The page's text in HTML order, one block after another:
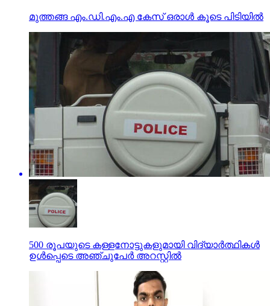
മുത്തങ്ങ എം.ഡി.എം.എ കേസ് ഒരാള്‍ കൂടെ പിടിയില്‍
500 രൂപയുടെ കള്ളനോട്ടുകളുമായി വിദ്യാര്‍ത്ഥികള്‍
ഉള്‍പ്പെടെ അഞ്ചുപേര്‍ അറസ്റ്റില്‍